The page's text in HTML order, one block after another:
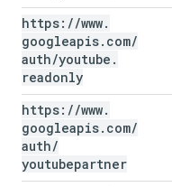
https: //www.
googleapis. com/
auth/youtube .
readonly
https: //www.
googleapis. com/
auth/
youtubepartner